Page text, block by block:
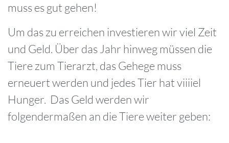
muss es gut gehen!
Um das zu erreichen investieren wir viel Zeit
und Geld. Über das Jahr hinweg müssen die
Tiere zum Tierarzt, das Gehege muss
erneuert werden und jedes Tier hat viiiiel
Hunger. Das Geld werden wir
folgendermaßen an die Tiere weiter geben: